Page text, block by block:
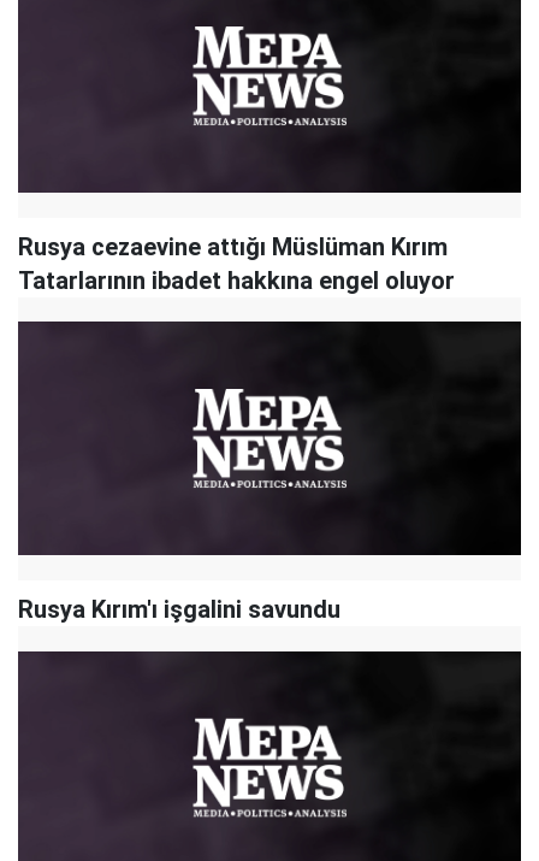
Rusya cezaevine attığı Müslüman Kırım
Tatarlarının ibadet hakkına engel oluyor
Rusya Kırım'ı işgalini savundu